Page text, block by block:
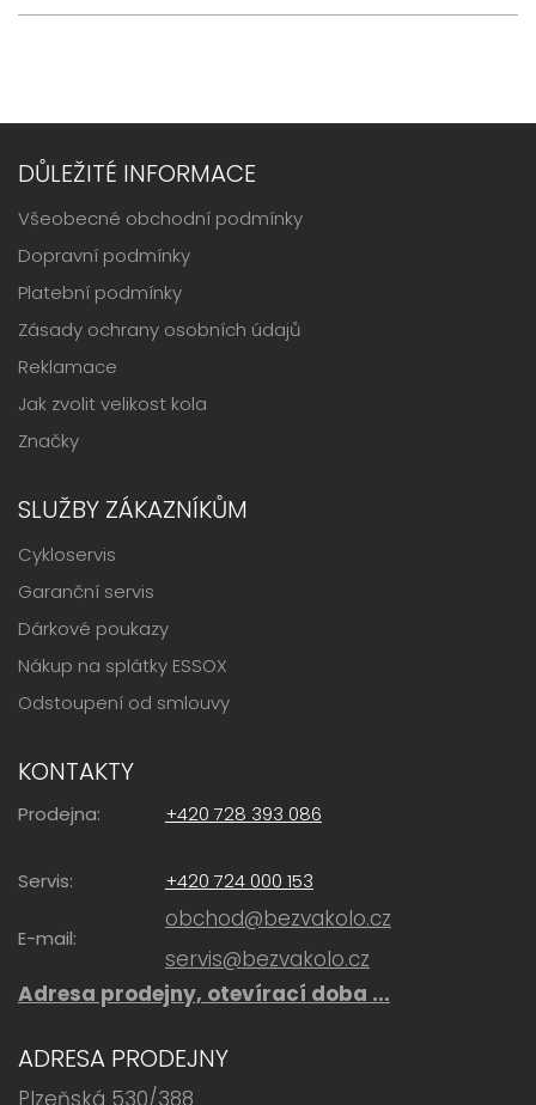
DŮLEŽITÉ INFORMACE
Všeobecné obchodní podmínky
Dopravní podmínky
Platební podmínky
Zásady ochrany osobních údajů
Reklamace
Jak zvolit velikost kola
Značky
SLUŽBY ZÁKAZNÍKŮM
Cykloservis
Garanční servis
Dárkové poukazy
Nákup na splátky ESSOX
Odstoupení od smlouvy
KONTAKTY
Prodejna: +420 728 393 086
Servis: +420 724 000 153
E-mail:
obchod@bezvakolo.cz
servis@bezvakolo.cz
Adresa prodejny, otevírací doba ...
ADRESA PRODEJNY